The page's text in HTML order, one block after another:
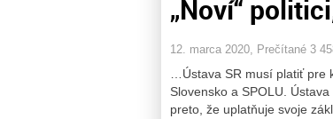
„Noví“
12. marca 2020, Prečítané 3
…Ústava SR musí platiť pre
Slovensko a SPOLU.
preto, že uplatňuje svoje